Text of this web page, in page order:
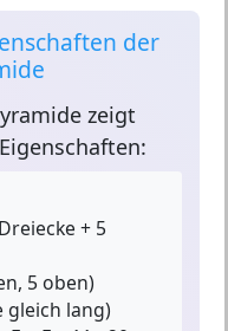
der
zeigt
+ 5
5 oben)
gleich lang)